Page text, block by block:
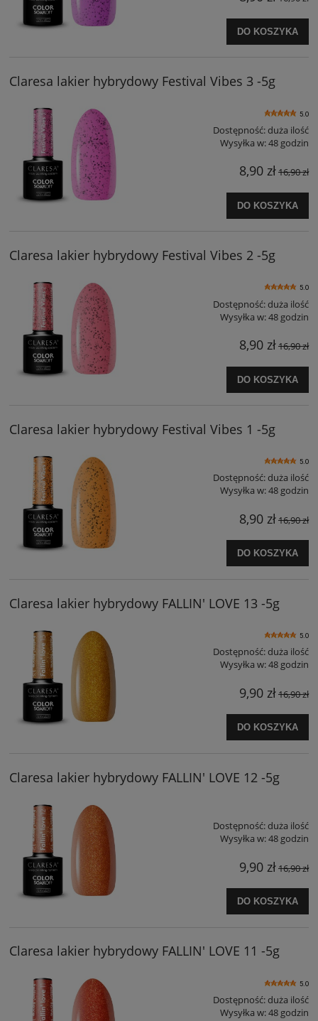
DO KOSZYKA
Claresa lakier hybrydowy Festival Vibes 3 -5g
5.0
Dostępność:duża ilość
Wysyłka w:48 godzin
8,90 zł16,90 zł
DO KOSZYKA
Claresa lakier hybrydowy Festival Vibes 2 -5g
5.0
Dostępność:duża ilość
Wysyłka w:48 godzin
8,90 zł16,90 zł
DO KOSZYKA
Claresa lakier hybrydowy Festival Vibes 1 -5g
5.0
Dostępność:duża ilość
Wysyłka w:48 godzin
8,90 zł16,90 zł
DO KOSZYKA
Claresa lakier hybrydowy FALLIN' LOVE 13 -5g
5.0
Dostępność:duża ilość
Wysyłka w:48 godzin
9,90 zł16,90 zł
DO KOSZYKA
Claresa lakier hybrydowy FALLIN' LOVE 12 -5g
Dostępność:duża ilość
Wysyłka w:48 godzin
9,90 zł16,90 zł
DO KOSZYKA
Claresa lakier hybrydowy FALLIN' LOVE 11 -5g
5.0
Dostępność:duża ilość
Wysyłka w:48 godzin